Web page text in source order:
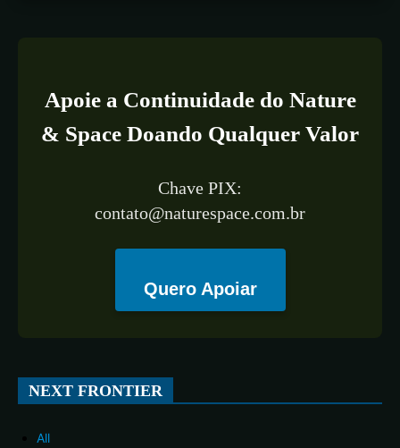
Apoie a Continuidade do Nature
& Space Doando Qualquer Valor
Chave PIX:
contato@naturespace.com.br
Quero Apoiar
NEXT FRONTIER
All